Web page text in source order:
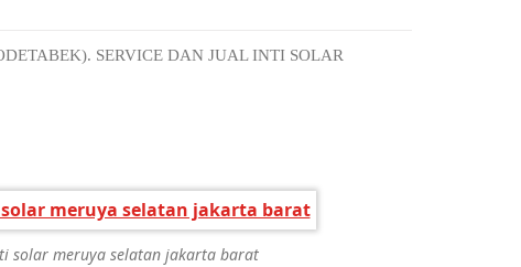
SERVICE DAN JUAL INTI SOLAR
solar meruya selatan jakarta barat